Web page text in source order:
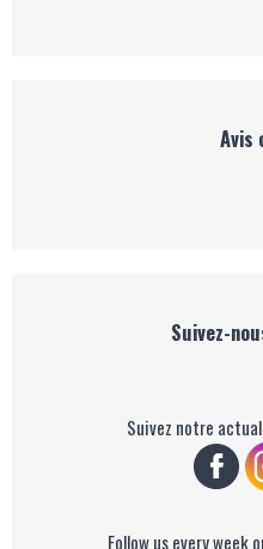
Avis
Suivez-
Suivez notre
Follow us every week